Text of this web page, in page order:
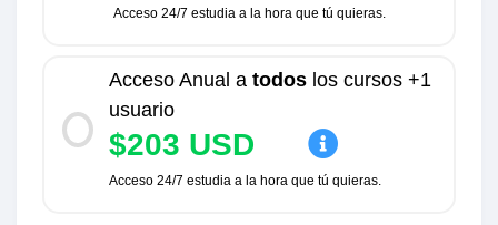
Acceso 24/7 estudia a la hora que tú quieras.
Acceso Anual a todoslos cursos +1
usuario
$203 USD
Acceso 24/7 estudia a la hora que tú quieras.